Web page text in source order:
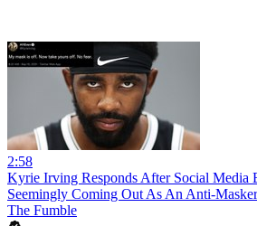
2:58
Kyrie Irving Responds After Social Media
Seemingly Coming Out As An Anti-Masker
The Fumble